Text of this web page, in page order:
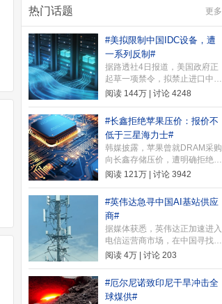
热门话题 更多
#美拟限制中国IDC设备，遭
一系列反制#
据路透社4日报道，美国政府正
起草一项禁令，拟禁止进口中国
新型号的数据中心组件，以保护
础设施。2026年8月5日，中国
商务部针对美国联邦通信委员会
（FCC）和美国国土安全部
（DHS）近期采取的一系列涉
华消极措施，宣布实施多项反制
行动。
阅读 144万 | 讨论 4248
#长鑫拒绝苹果压价：报价不
低于三星海力士#
韩媒披露，苹果曾就DRAM采购
向长鑫存储压价，遭明确拒绝。
长鑫坚持报价不低于三星电子和
为、小米等国内企业已通过长期
合同锁定其产能，长鑫无需迁就
苹果苛刻条件。
阅读 121万 | 讨论 3942
#英伟达急寻中国AI基站供应
商#
据媒体获悉，英伟达正加速进入
电信运营商市场，在中国寻找基
站厂商合作开发6G AI-RAN，希
推动端侧算力组网。
阅读 4万 | 讨论 203
#厄尔尼诺致印尼干旱冲击全
球煤供#